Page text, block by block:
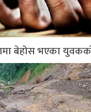
बेहोस भएका